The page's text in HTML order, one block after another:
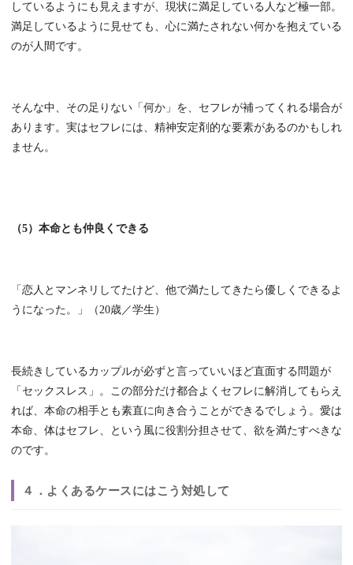
しているようにも見えますが、現状に満足している人など極一部。
満足しているように見せても、心に満たされない何かを抱えている
のが人間です。
そんな中、その足りない「何か」を、セフレが補ってくれる場合が
あります。実はセフレには、精神安定剤的な要素があるのかもしれ
ません。
（5）本命とも仲良くできる
「恋人とマンネリしてたけど、他で満たしてきたら優しくできるよ
うになった。」（20歳／学生）
長続きしているカップルが必ずと言っていいほど直面する問題が
「セックスレス」。この部分だけ都合よくセフレに解消してもらえ
れば、本命の相手とも素直に向き合うことができるでしょう。愛は
本命、体はセフレ、という風に役割分担させて、欲を満たすべきな
のです。
４．よくあるケースにはこう対処して